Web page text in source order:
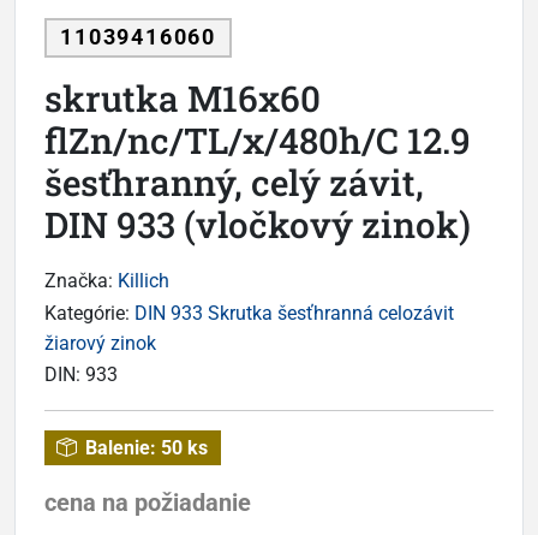
11039416060
skrutka M16x60
flZn/nc/TL/x/480h/C 12.9
šesťhranný, celý závit,
DIN 933 (vločkový zinok)
Značka: Killich
Kategórie: DIN 933 Skrutka šesťhranná celozávit
žiarový zinok
DIN: 933
Balenie: 50 ks
cena na požiadanie